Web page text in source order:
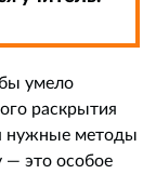
умело
раскрытия
нужные методы
— это особое